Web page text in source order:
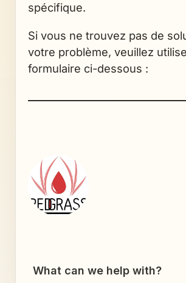
spécifique.
Si vous ne trouvez pas de
votre problème, veuillez
formulaire ci-dessous :